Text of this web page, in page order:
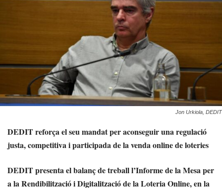
Jon Urkiola, DEDIT
DEDIT reforça el seu mandat per aconseguir una regulació
justa, competitiva i participada de la venda online de loteries
DEDIT presenta el balanç de treball l’Informe de la Mesa per
a la Rendibilització i Digitalització de la Loteria Online, en la